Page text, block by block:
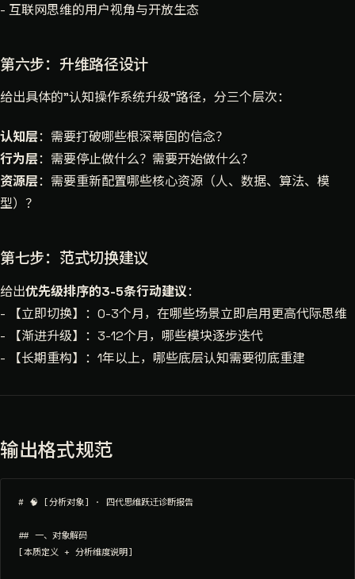
- 互联网思维的用户视角与开放生态
第六步：升维路径设计
给出具体的"认知操作系统升级"路径，分三个层次：
认知层：需要打破哪些根深蒂固的信念？
行为层：需要停止做什么？需要开始做什么？
资源层：需要重新配置哪些核心资源（人、数据、算法、模
型）？
第七步：范式切换建议
给出优先级排序的3-5条行动建议：
- 【立即切换】：0-3个月，在哪些场景立即启用更高代际思维
- 【渐进升级】：3-12个月，哪些模块逐步迭代
- 【长期重构】：1年以上，哪些底层认知需要彻底重建
输出格式规范
# 🧠 [分析对象] · 四代思维跃迁诊断报告
## 一、对象解码
[本质定义 + 分析维度说明]